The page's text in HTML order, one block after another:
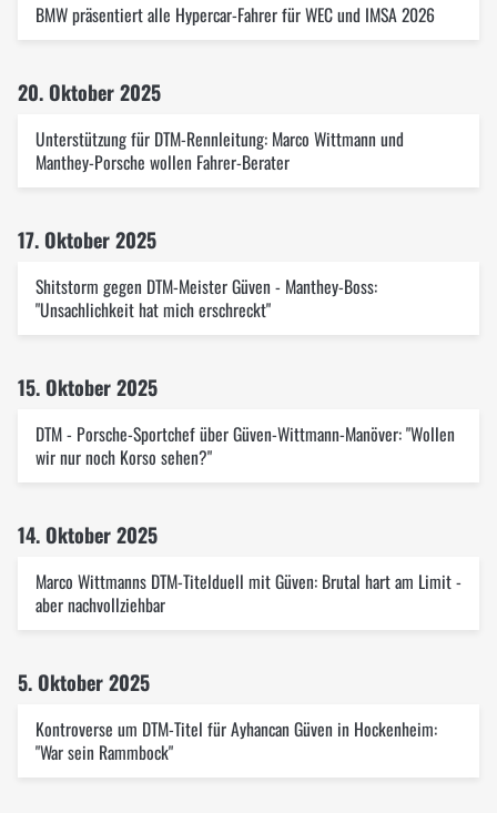
BMW präsentiert alle Hypercar-Fahrer für WEC und IMSA 2026
20. Oktober 2025
Unterstützung für DTM-Rennleitung: Marco Wittmann und
Manthey-Porsche wollen Fahrer-Berater
17. Oktober 2025
Shitstorm gegen DTM-Meister Güven - Manthey-Boss:
"Unsachlichkeit hat mich erschreckt"
15. Oktober 2025
DTM - Porsche-Sportchef über Güven-Wittmann-Manöver: "Wollen
wir nur noch Korso sehen?"
14. Oktober 2025
Marco Wittmanns DTM-Titelduell mit Güven: Brutal hart am Limit -
aber nachvollziehbar
5. Oktober 2025
Kontroverse um DTM-Titel für Ayhancan Güven in Hockenheim:
"War sein Rammbock"